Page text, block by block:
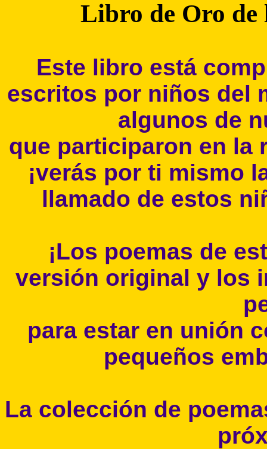
Libro de Oro de
Este libro está
escritos por niños del
algunos de
que participaron en la
¡verás por ti mismo
llamado de estos
¡Los poemas de
versión original y los
para estar en unión
pequeños
La colección de